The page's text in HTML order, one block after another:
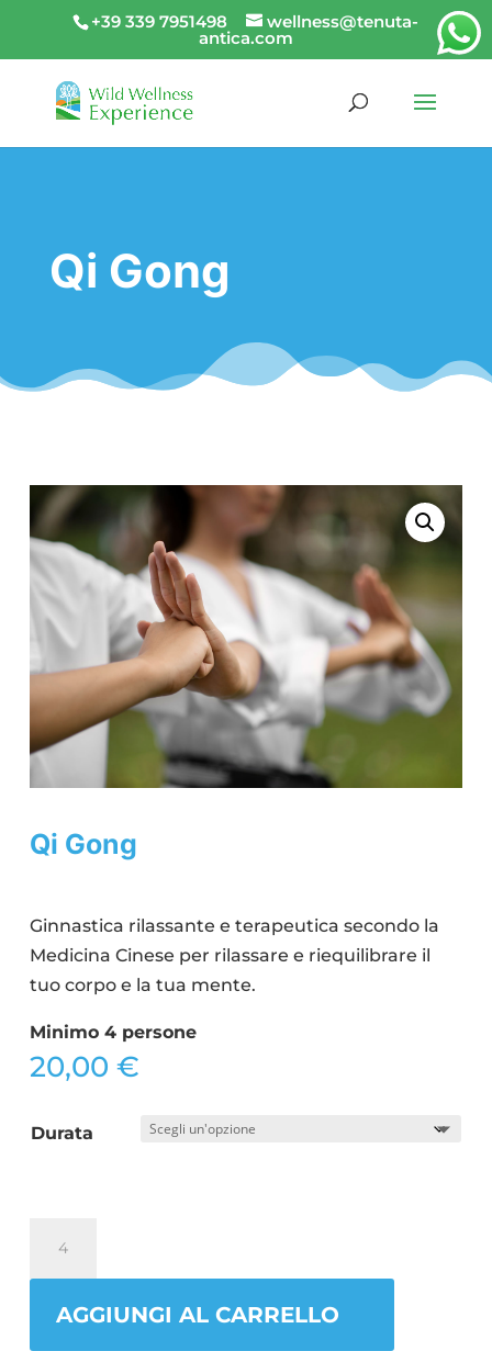
+39 339 7951498 wellness@tenuta-
antica.com
Qi Gong
Qi Gong
Ginnastica rilassante e terapeutica secondo la
Medicina Cinese per rilassare e riequilibrare il
tuo corpo e la tua mente.
Minimo 4 persone
20,00€
Durata
AGGIUNGI AL CARRELLO